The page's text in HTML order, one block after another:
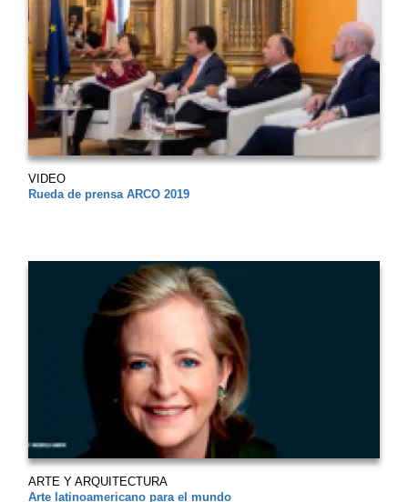
VIDEO
Rueda de prensa ARCO 2019
ARTE Y ARQUITECTURA
Arte latinoamericano para el mundo